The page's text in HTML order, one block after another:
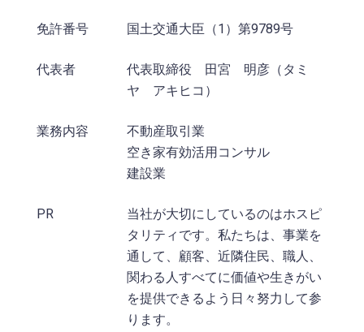
免許番号 国土交通大臣（1）第9789号
代表者
代表取締役 田宮 明彦（タミ
ヤ アキヒコ）
業務内容
不動産取引業
空き家有効活用コンサル
建設業
PR
当社が大切にしているのはホスピ
タリティです。私たちは、事業を
通して、顧客、近隣住民、職人、
関わる人すべてに価値や生きがい
を提供できるよう日々努力して参
ります。